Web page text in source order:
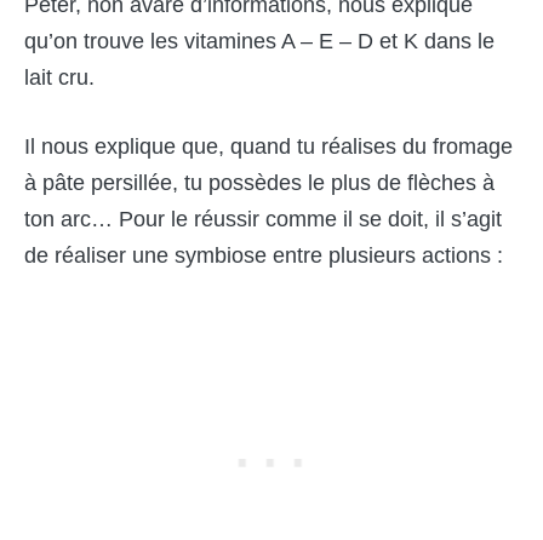
Peter, non avare d’informations, nous explique
qu’on trouve les vitamines A – E – D et K dans le
lait cru.
Il nous explique que, quand tu réalises du fromage
à pâte persillée, tu possèdes le plus de flèches à
ton arc… Pour le réussir comme il se doit, il s’agit
de réaliser une symbiose entre plusieurs actions :